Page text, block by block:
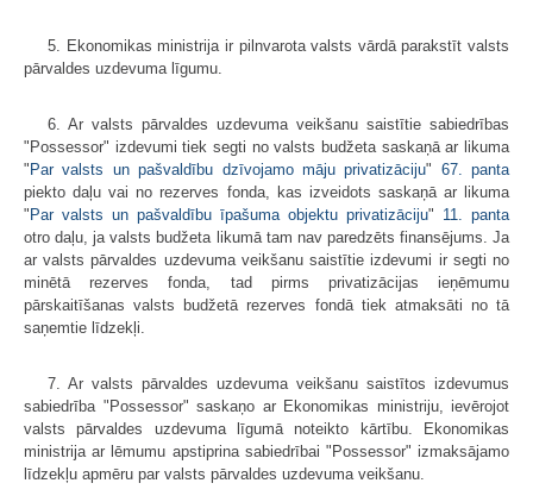
5. Ekonomikas ministrija ir pilnvarota valsts vārdā parakstīt valsts
pārvaldes uzdevuma līgumu.
6. Ar valsts pārvaldes uzdevuma veikšanu saistītie sabiedrības
"Possessor" izdevumi tiek segti no valsts budžeta saskaņā ar likuma
" Par valsts un pašvaldību dzīvojamo māju privatizāciju" 67. panta
piekto daļu vai no rezerves fonda, kas izveidots saskaņā ar likuma
" Par valsts un pašvaldību īpašuma objektu privatizāciju" 11. panta
otro daļu, ja valsts budžeta likumā tam nav paredzēts finansējums. Ja
ar valsts pārvaldes uzdevuma veikšanu saistītie izdevumi ir segti no
minētā rezerves fonda, tad pirms privatizācijas ieņēmumu
pārskaitīšanas valsts budžetā rezerves fondā tiek atmaksāti no tā
saņemtie līdzekļi.
7. Ar valsts pārvaldes uzdevuma veikšanu saistītos izdevumus
sabiedrība "Possessor" saskaņo ar Ekonomikas ministriju, ievērojot
valsts pārvaldes uzdevuma līgumā noteikto kārtību. Ekonomikas
ministrija ar lēmumu apstiprina sabiedrībai "Possessor" izmaksājamo
līdzekļu apmēru par valsts pārvaldes uzdevuma veikšanu.